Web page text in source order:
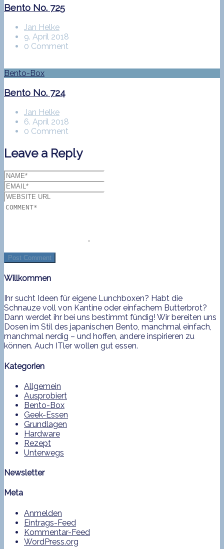
Bento No. 725
Jan Helke
9. April 2018
0 Comment
Bento-Box
Bento No. 724
Jan Helke
6. April 2018
0 Comment
Leave a Reply
Willkommen
Ihr sucht Ideen für eigene Lunchboxen? Habt die
Schnauze voll von Kantine oder einfachem Butterbrot?
Dann werdet ihr bei uns bestimmt fündig! Wir bereiten uns
Dosen im Stil des japanischen Bento, manchmal einfach,
manchmal nerdig – und hoffen, andere inspirieren zu
können. Auch ITler wollen gut essen.
Kategorien
Allgemein
Ausprobiert
Bento-Box
Geek-Essen
Grundlagen
Hardware
Rezept
Unterwegs
Newsletter
Meta
Anmelden
Eintrags-Feed
Kommentar-Feed
WordPress.org